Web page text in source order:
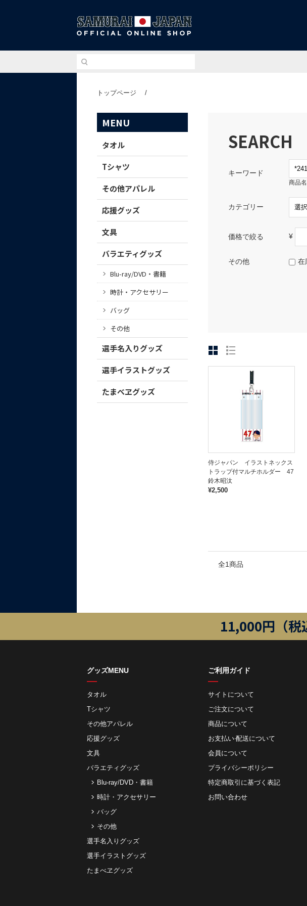
侍ジャパンオフ
トップページ /
MENU
タオル
Tシャツ
その他アパレル
応援グッズ
文具
バラエティグッズ
Blu-ray/DVD・書籍
時計・アクセサリー
バッグ
その他
選手名入りグッズ
選手イラストグッズ
たまべヱグッズ
SEARCH
キーワード
商品
カテゴリー
価格で絞る ¥
その他 在
侍ジャパン イラストネックス
トラップ付マルチホルダー 47
鈴木昭汰
¥2,500
全1商品
11,000円（税
グッズMENU
タオル
Tシャツ
その他アパレル
応援グッズ
文具
バラエティグッズ
Blu-ray/DVD・書籍
時計・アクセサリー
バッグ
その他
選手名入りグッズ
選手イラストグッズ
たまべヱグッズ
ご利用ガイド
サイトについて
ご注⽂について
商品について
お⽀払い‧配送について
会員について
プライバシーポリシー
特定商取引に基づく表記
お問い合わせ